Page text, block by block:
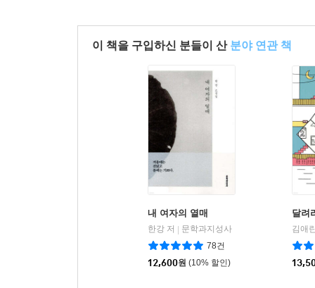
이 책을 구입하신 분들이 산 분야 연관 책
내 여자의 열매
한강 저
문학과지성사
78건
12,600원 (10% 할인)
달려
김애